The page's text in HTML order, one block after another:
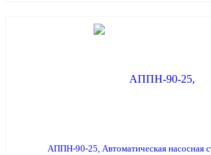
АППН-90-25, Автоматическая насосная